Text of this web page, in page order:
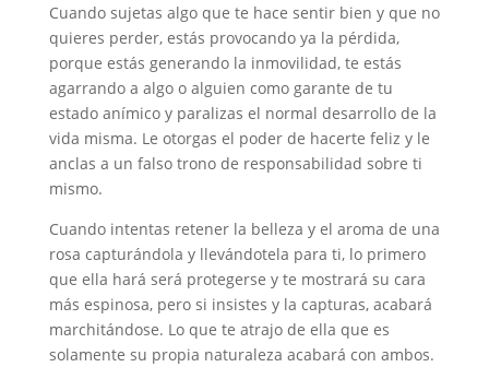
Cuando sujetas algo que te hace sentir bien y que no
quieres perder, estás provocando ya la pérdida,
porque estás generando la inmovilidad, te estás
agarrando a algo o alguien como garante de tu
estado anímico y paralizas el normal desarrollo de la
vida misma. Le otorgas el poder de hacerte feliz y le
anclas a un falso trono de responsabilidad sobre ti
mismo.
Cuando intentas retener la belleza y el aroma de una
rosa capturándola y llevándotela para ti, lo primero
que ella hará será protegerse y te mostrará su cara
más espinosa, pero si insistes y la capturas, acabará
marchitándose. Lo que te atrajo de ella que es
solamente su propia naturaleza acabará con ambos.